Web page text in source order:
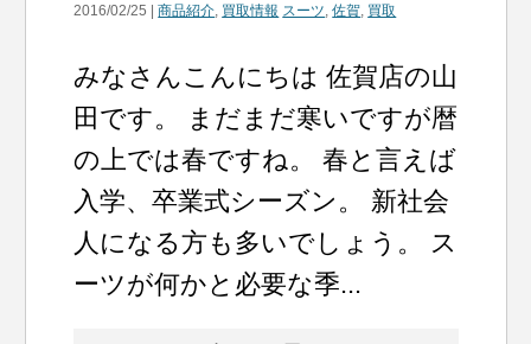
2016/02/25 |商品紹介, 買取情報 スーツ,佐賀, 買取
みなさんこんにちは 佐賀店の山
田です。 まだまだ寒いですが暦
の上では春ですね。 春と言えば
入学、卒業式シーズン。 新社会
人になる方も多いでしょう。 ス
ーツが何かと必要な季...